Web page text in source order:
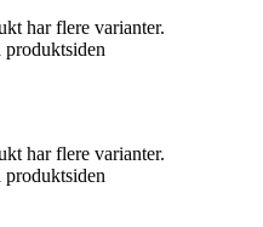
har flere varianter.
har flere varianter.